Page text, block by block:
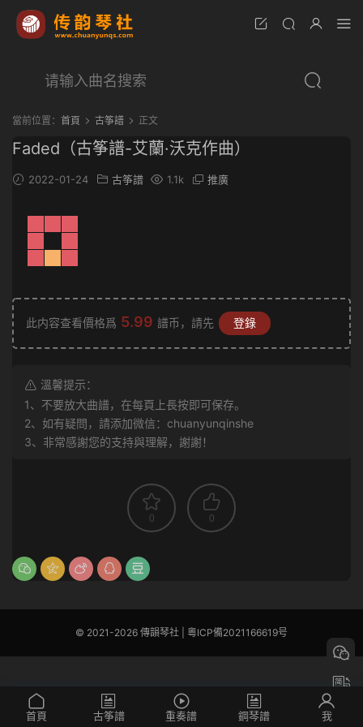
當前位置： 首頁 古筝譜 正文
Faded（古筝譜-艾蘭·沃克作曲）
2022-01-24 古筝譜 1.1k 推廣
此内容查看價格爲 5.99 譜币，請先 登錄
溫馨提示：
1、不要放大曲譜，在每頁上長按即可保存。
2、如有疑問，請添加微信：chuanyunqinshe
3、非常感謝您的支持與理解，謝謝！
0 0
© 2021-2026 傳韻琴社 | 粵ICP備2021166619号
首頁 古筝譜 重奏譜 鋼琴譜 我